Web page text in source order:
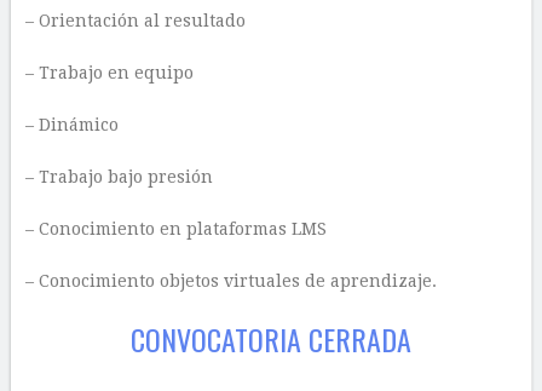
– Orientación al resultado
– Trabajo en equipo
– Dinámico
– Trabajo bajo presión
– Conocimiento en plataformas LMS
– Conocimiento objetos virtuales de aprendizaje.
CONVOCATORIA CERRADA